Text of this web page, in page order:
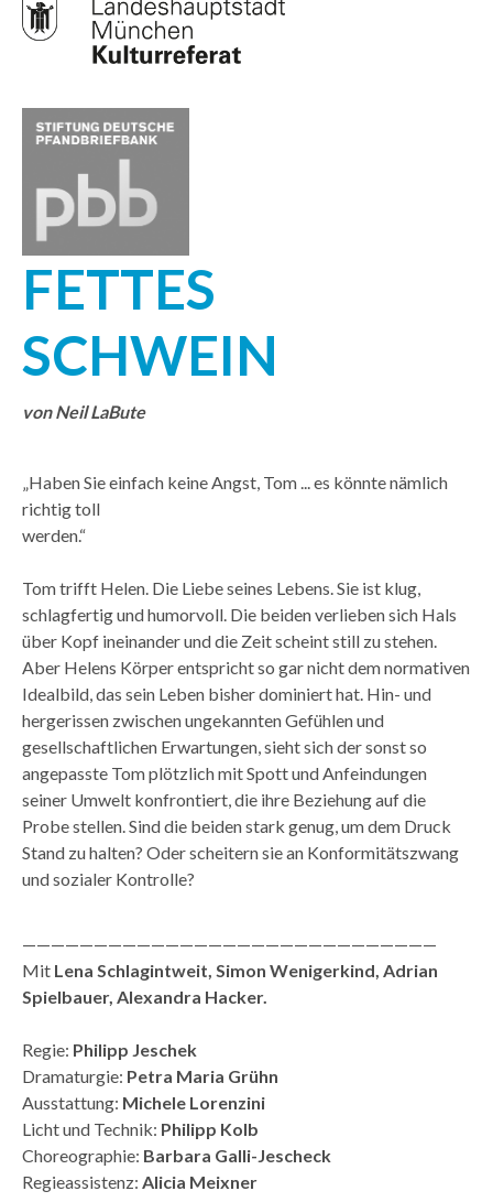
FETTES
SCHWEIN
von Neil LaBute
„Haben Sie einfach keine Angst, Tom ... es könnte nämlich
richtig toll
werden.“
Tom trifft Helen. Die Liebe seines Lebens. Sie ist klug,
schlagfertig und humorvoll. Die beiden verlieben sich Hals
über Kopf ineinander und die Zeit scheint still zu stehen.
Aber Helens Körper entspricht so gar nicht dem normativen
Idealbild, das sein Leben bisher dominiert hat. Hin- und
hergerissen zwischen ungekannten Gefühlen und
gesellschaftlichen Erwartungen, sieht sich der sonst so
angepasste Tom plötzlich mit Spott und Anfeindungen
seiner Umwelt konfrontiert, die ihre Beziehung auf die
Probe stellen. Sind die beiden stark genug, um dem Druck
Stand zu halten? Oder scheitern sie an Konformitätszwang
und sozialer Kontrolle?
—————————————————————————————
Mit Lena Schlagintweit, Simon Wenigerkind, Adrian
Spielbauer, Alexandra Hacker.
Regie: Philipp Jeschek
Dramaturgie: Petra Maria Grühn
Ausstattung: Michele Lorenzini
Licht und Technik: Philipp Kolb
Choreographie: Barbara Galli-Jescheck
Regieassistenz: Alicia Meixner